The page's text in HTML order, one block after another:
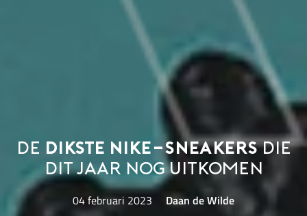
De dikste Nike-sneakersdie
dit jaar nog uitkomen
04 februari 2023 Daan de Wilde